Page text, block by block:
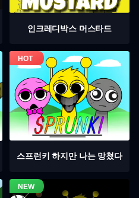
인크레디박스 머스타드
스프런키 하지만 나는 망쳤다